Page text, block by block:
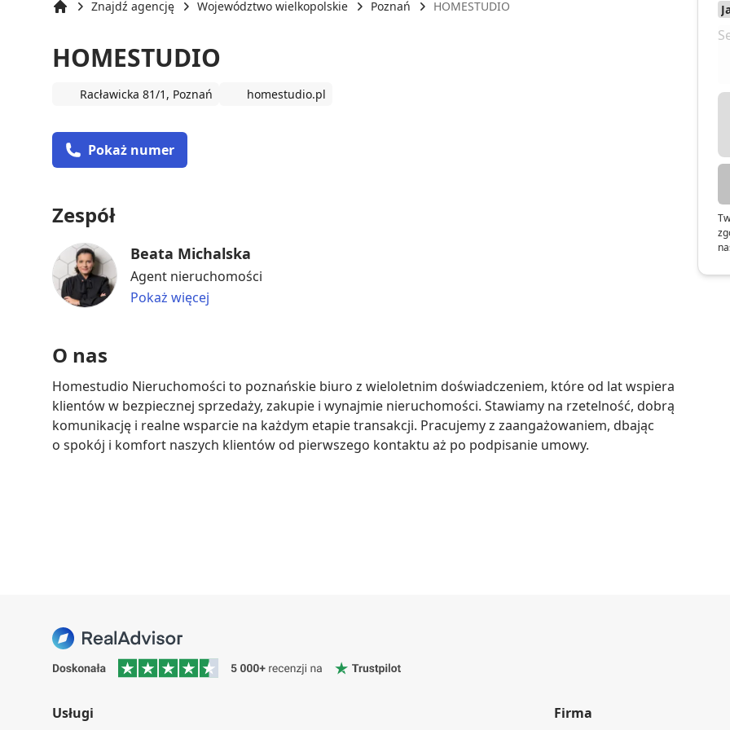
Znajdź agencję Województwo wielkopolskie Poznań HOMESTUDIO
HOMESTUDIO
Racławicka 81/1, Poznań homestudio.pl
Pokaż numer
Zespół
Beata Michalska
Agent nieruchomości
Pokaż więcej
O nas
Homestudio Nieruchomości to poznańskie biuro z wieloletnim doświadczeniem, które od lat wspiera
klientów w bezpiecznej sprzedaży, zakupie i wynajmie nieruchomości. Stawiamy na rzetelność, dobrą
komunikację i realne wsparcie na każdym etapie transakcji. Pracujemy z zaangażowaniem, dbając
o spokój i komfort naszych klientów od pierwszego kontaktu aż po podpisanie umowy.
Usługi Firma